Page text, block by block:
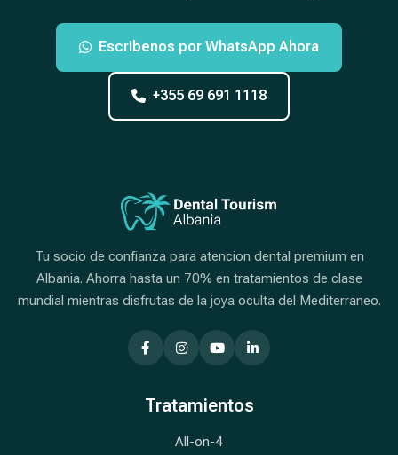
Escribenos por WhatsApp Ahora
+355 69 691 1118
Tu socio de confianza para atencion dental premium en
Albania. Ahorra hasta un 70% en tratamientos de clase
mundial mientras disfrutas de la joya oculta del Mediterraneo.
Tratamientos
All-on-4